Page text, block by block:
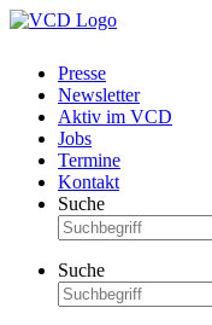
Presse
Newsletter
Aktiv im VCD
Jobs
Termine
Kontakt
Suche
Suche